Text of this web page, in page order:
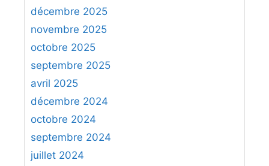
r
h
e
r
:
décembre 2025
novembre 2025
octobre 2025
septembre 2025
avril 2025
décembre 2024
octobre 2024
septembre 2024
juillet 2024